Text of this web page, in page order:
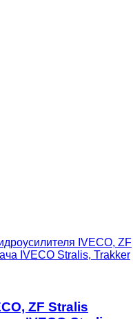
IVECO, ZF
IVECO Stralis, Trakker
ZF Stralis